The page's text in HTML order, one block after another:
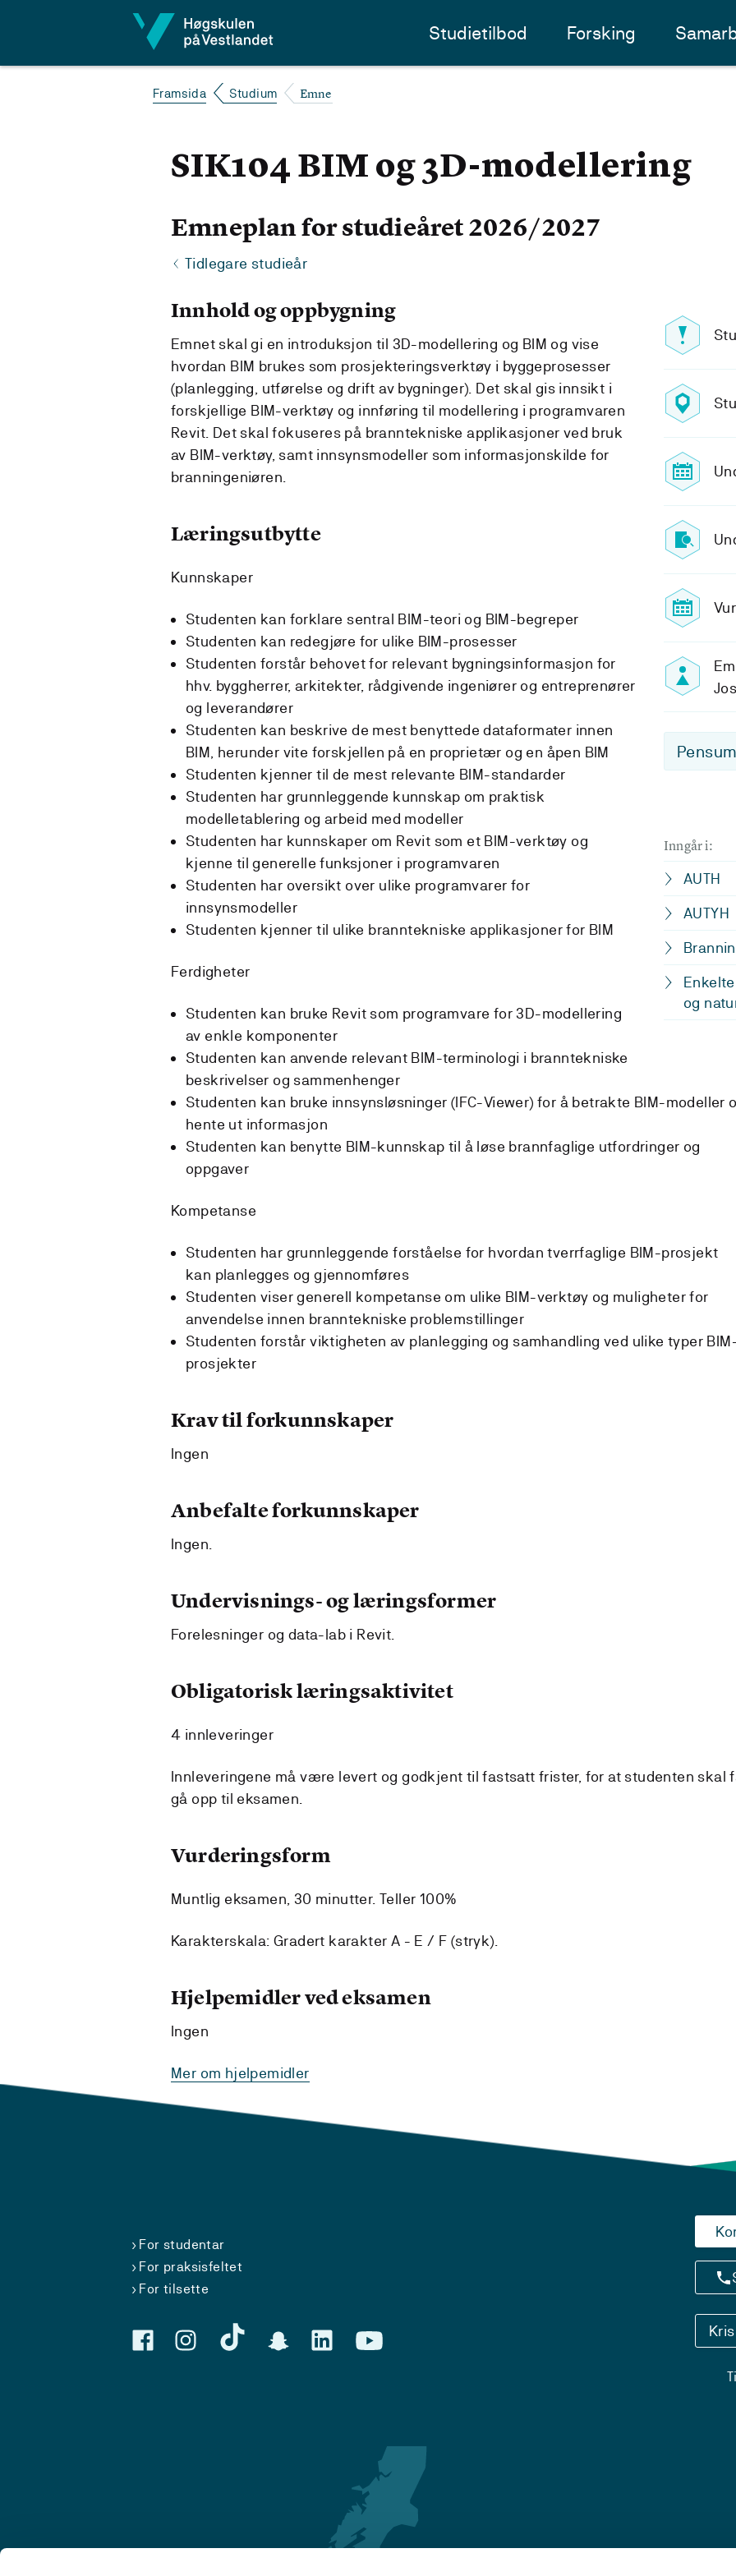
Studietilbod Forsking
Framsida Studium Emne
SIK104 BIM og 3D-modellering
Emneplan for studieåret 2026/2027
Tidlegare studieår
Inngår i:
AUTH
AUTYH
og
Innhold og oppbygning
Emnet skal gi en introduksjon til 3D-modellering og BIM og vise
hvordan BIM brukes som prosjekteringsverktøy i byggeprosesser
(planlegging, utførelse og drift av bygninger). Det skal gis innsikt i
forskjellige BIM-verktøy og innføring til modellering i programvaren
Revit. Det skal fokuseres på branntekniske applikasjoner ved bruk
av BIM-verktøy, samt innsynsmodeller som informasjonskilde for
branningeniøren.
Læringsutbytte
Kunnskaper
Studenten kan forklare sentral BIM-teori og BIM-begreper
Studenten kan redegjøre for ulike BIM-prosesser
Studenten forstår behovet for relevant bygningsinformasjon for
hhv. byggherrer, arkitekter, rådgivende ingeniører og entreprenører
og leverandører
Studenten kan beskrive de mest benyttede dataformater innen
BIM, herunder vite forskjellen på en proprietær og en åpen BIM
Studenten kjenner til de mest relevante BIM-standarder
Studenten har grunnleggende kunnskap om praktisk
modelletablering og arbeid med modeller
Studenten har kunnskaper om Revit som et BIM-verktøy og
kjenne til generelle funksjoner i programvaren
Studenten har oversikt over ulike programvarer for
innsynsmodeller
Studenten kjenner til ulike branntekniske applikasjoner for BIM
Ferdigheter
Studenten kan bruke Revit som programvare for 3D-modellering
av enkle komponenter
Studenten kan anvende relevant BIM-terminologi i branntekniske
beskrivelser og sammenhenger
Studenten kan bruke innsynsløsninger (IFC-Viewer) for å betrakte BIM-modeller
hente ut informasjon
Studenten kan benytte BIM-kunnskap til å løse brannfaglige utfordringer og
oppgaver
Kompetanse
Studenten har grunnleggende forståelse for hvordan tverrfaglige BIM-prosjekt
kan planlegges og gjennomføres
Studenten viser generell kompetanse om ulike BIM-verktøy og muligheter for
anvendelse innen branntekniske problemstillinger
Studenten forstår viktigheten av planlegging og samhandling ved ulike typer
prosjekter
Krav til forkunnskaper
Ingen
Anbefalte forkunnskaper
Ingen.
Undervisnings- og læringsformer
Forelesninger og data-lab i Revit.
Obligatorisk læringsaktivitet
4 innleveringer
Innleveringene må være levert og godkjent til fastsatt frister, for at studenten skal
gå opp til eksamen.
Vurderingsform
Muntlig eksamen, 30 minutter. Teller 100%
Karakterskala: Gradert karakter A - E / F (stryk).
Hjelpemidler ved eksamen
Ingen
Mer om hjelpemidler
For studentar
For praksisfeltet
For tilsette